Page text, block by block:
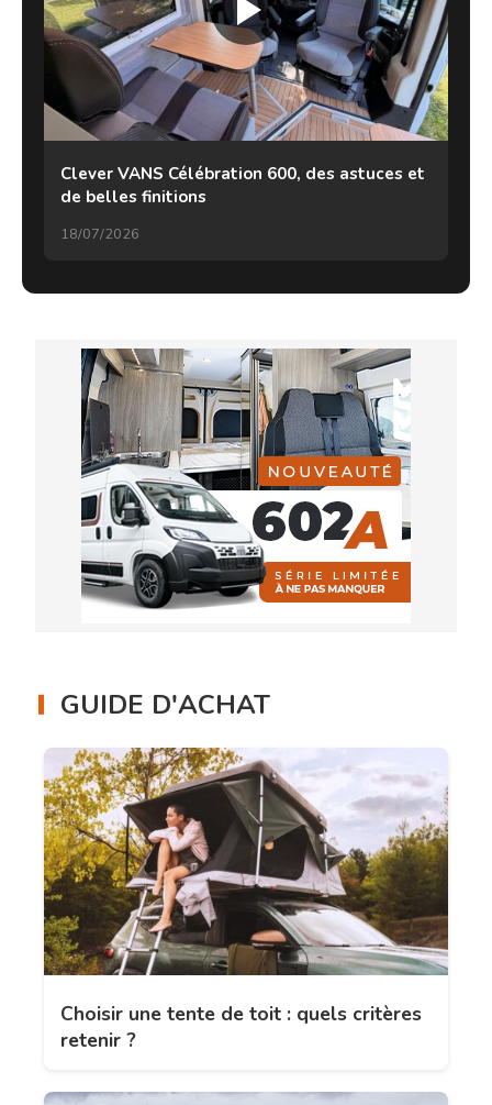
Clever VANS Célébration 600, des astuces et
de belles finitions
18/07/2026
GUIDE D'ACHAT
Choisir une tente de toit : quels critères
retenir ?